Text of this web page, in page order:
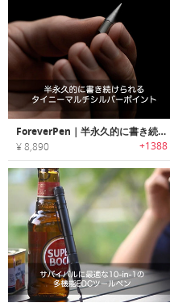
ForeverPen｜半永久的に書き続けられるタイニーマルチシルバーポイント「フォーエバーペン」
¥ 8,890 +1388